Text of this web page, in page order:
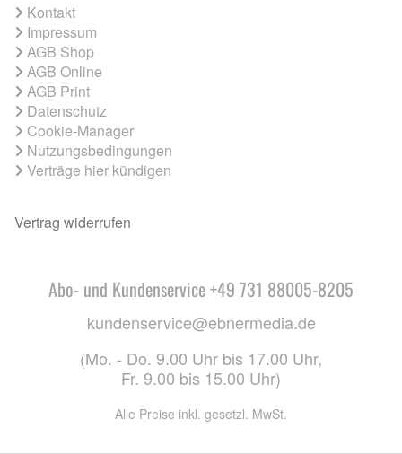
Kontakt
Impressum
AGB Shop
AGB Online
AGB Print
Datenschutz
Cookie-Manager
Nutzungsbedingungen
Verträge hier kündigen
Vertrag widerrufen
Abo- und Kundenservice +49 731 88005-8205
kundenservice@ebnermedia.de
(Mo. - Do. 9.00 Uhr bis 17.00 Uhr,
Fr. 9.00 bis 15.00 Uhr)
Alle Preise inkl. gesetzl. MwSt.